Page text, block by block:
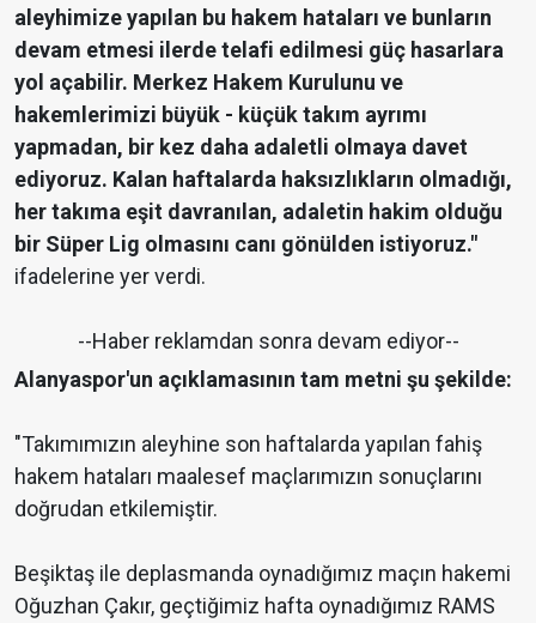
aleyhimize yapılan bu hakem hataları ve bunların
devam etmesi ilerde telafi edilmesi güç hasarlara
yol açabilir. Merkez Hakem Kurulunu ve
hakemlerimizi büyük - küçük takım ayrımı
yapmadan, bir kez daha adaletli olmaya davet
ediyoruz. Kalan haftalarda haksızlıkların olmadığı,
her takıma eşit davranılan, adaletin hakim olduğu
bir Süper Lig olmasını canı gönülden istiyoruz."
ifadelerine yer verdi.
--Haber reklamdan sonra devam ediyor--
Alanyaspor'un açıklamasının tam metni şu şekilde:
"Takımımızın aleyhine son haftalarda yapılan fahiş
hakem hataları maalesef maçlarımızın sonuçlarını
doğrudan etkilemiştir.
Beşiktaş ile deplasmanda oynadığımız maçın hakemi
Oğuzhan Çakır, geçtiğimiz hafta oynadığımız RAMS